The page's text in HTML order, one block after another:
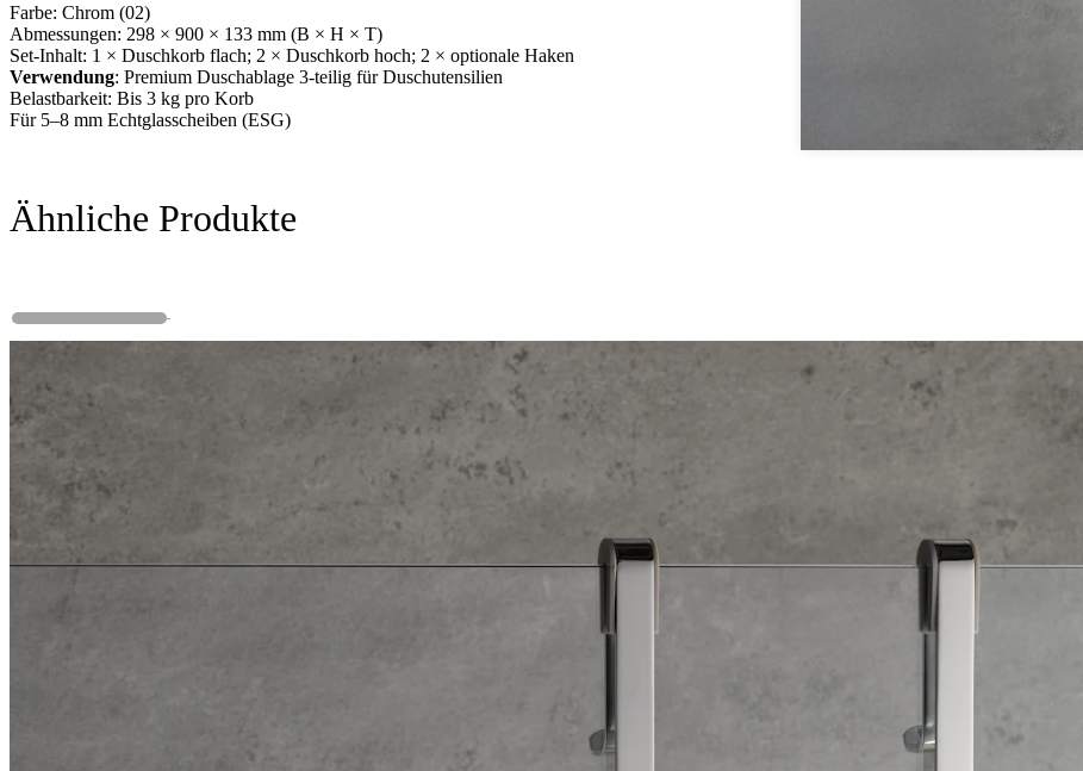
Farbe: Chrom (02)
Abmessungen: 298 × 900 × 133 mm (B × H × T)
Set-Inhalt: 1 × Duschkorb flach; 2 × Duschkorb hoch; 2 × optionale Haken
Verwendung: Premium Duschablage 3-teilig für Duschutensilien
Belastbarkeit: Bis 3 kg pro Korb
Für 5–8 mm Echtglasscheiben (ESG)
Ähnliche Produkte